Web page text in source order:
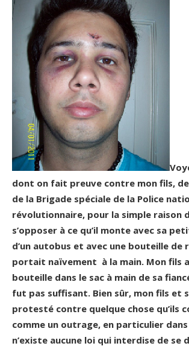
dont on fait preuve contre mon fils,
de la Brigade spéciale de la Police
révolutionnaire, pour la simple raison
s’opposer à ce qu’il monte avec sa
d’un autobus et avec une bouteille de
portait naïvement à la main. Mon fils
bouteille dans le sac à main de sa
fut pas suffisant. Bien sûr, mon fils et
protesté contre quelque chose qu’ils
comme un outrage, en particulier
n’existe aucune loi qui interdise de se